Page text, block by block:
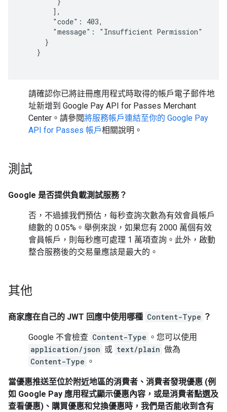
        ],
        "code": 403,
        "message": "Insufficient Permission"
      }
    }
請確認你已將註冊應用程式時取得的帳戶電子郵件地
址新增到 Google Pay API for Passes Merchant
Center。請參閱將服務帳戶連結至你的 Google Pay
API for Passes 帳戶相關說明。
測試
Google 是否提供負載測試服務？
否，不過據我們預估，每秒查詢次數為有效會員帳戶
總數的 0.05%。舉例來說，如果您有 2000 萬個有效
會員帳戶，則每秒應可處理 1 萬項查詢。此外，啟動
整合服務後的交易量應該是最大的。
其他
商家應在自己的 JWT 回應中使用哪種 Content-Type ？
Google 不會檢查 Content-Type 。您可以使用
application/json 或 text/plain 做為
Content-Type 。
當優惠推送至位於附近地區的消費者、消費者發現優惠 (例
如 Google Pay 應用程式顯示優惠內容，或是消費者點選及
查看優惠)、購買優惠和兌換優惠時，我們是否能收到含有